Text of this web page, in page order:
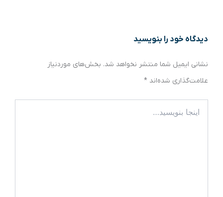
دیدگاه‌ خود را بنویسید
نشانی ایمیل شما منتشر نخواهد شد. بخش‌های موردنیاز
علامت‌گذاری شده‌اند *
بنویسید…